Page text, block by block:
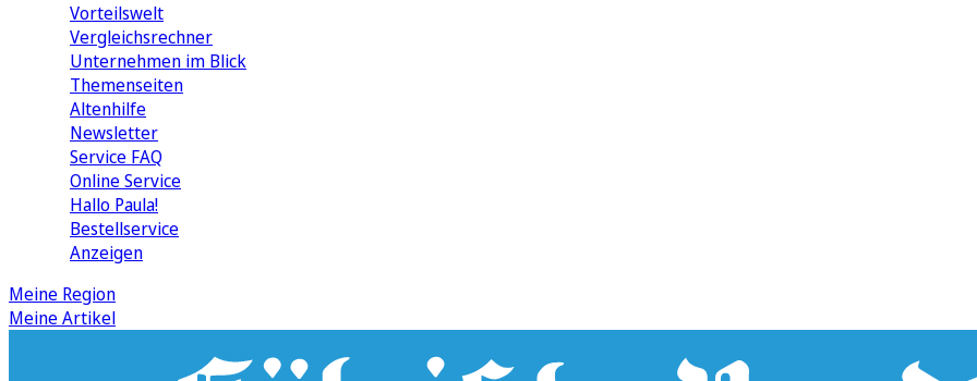
Vorteilswelt
Vergleichsrechner
Unternehmen im Blick
Themenseiten
Altenhilfe
Newsletter
Service FAQ
Online Service
Hallo Paula!
Bestellservice
Anzeigen
Meine Region
Meine Artikel